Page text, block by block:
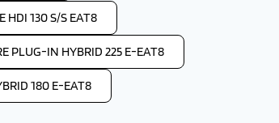
HDI 130 S/S EAT8
PLUG-IN HYBRID 225 E-EAT8
180 E-EAT8